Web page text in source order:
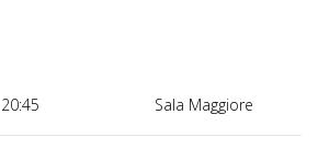
Sala Maggiore